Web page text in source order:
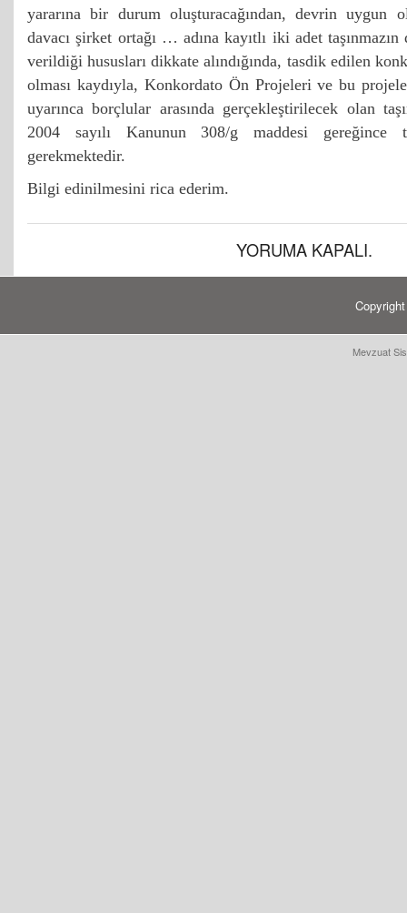
yararına bir durum oluşturacağından, devrin uygun
davacı şirket ortağı … adına kayıtlı iki adet
verildiği hususları dikkate alındığında, tasdik edilen
olması kaydıyla, Konkordato Ön Projeleri ve bu
uyarınca borçlular arasında gerçekleştirilecek olan
2004 sayılı Kanunun 308/g maddesi gereğince
gerekmektedir.
Bilgi edinilmesini rica ederim.
YORUMA KAPALI.
Mevzuat